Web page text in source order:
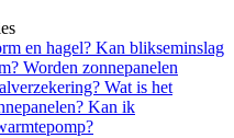
en hagel? Kan blikseminslag
Worden zonnepanelen
Wat is het
Kan ik